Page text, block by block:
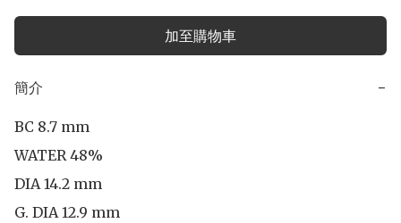
加至購物車
簡介 −
BC 8.7 mm
WATER 48%
DIA 14.2 mm
G. DIA 12.9 mm